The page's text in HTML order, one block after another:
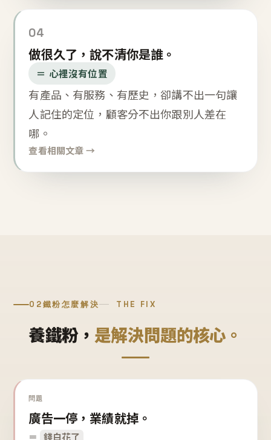
04
做很久了，說不清你是誰。
＝ 心裡沒有位置
有產品、有服務、有歷史，卻講不出一句讓
人記住的定位，顧客分不出你跟別人差在
哪。
查看相關文章 →
02鐵粉怎麼解決 THE FIX
養鐵粉， 是解決問題的核心。
問題
廣告一停，業績就掉。
＝ 錢白花了